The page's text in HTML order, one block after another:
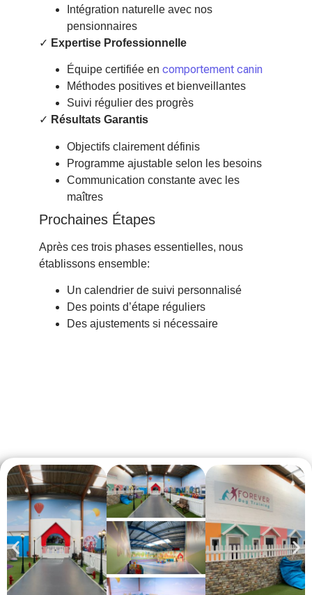
Intégration naturelle avec nos
pensionnaires
✓ Expertise Professionnelle
Équipe certifiée en comportement canin
Méthodes positives et bienveillantes
Suivi régulier des progrès
✓ Résultats Garantis
Objectifs clairement définis
Programme ajustable selon les besoins
Communication constante avec les
maîtres
Prochaines Étapes
Après ces trois phases essentielles, nous
établissons ensemble:
Un calendrier de suivi personnalisé
Des points d’étape réguliers
Des ajustements si nécessaire